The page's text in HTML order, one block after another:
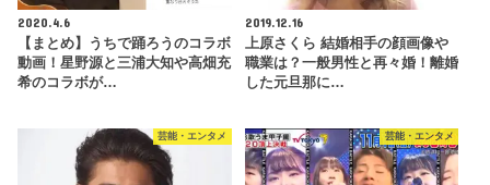
2020.4.6
【まとめ】うちで踊ろうのコラボ
動画！星野源と三浦大知や高畑充
希のコラボが…
2019.12.16
上原さくら 結婚相手の顔画像や
職業は？一般男性と再々婚！離婚
した元旦那に…
芸能・エンタメ 芸能・エンタメ